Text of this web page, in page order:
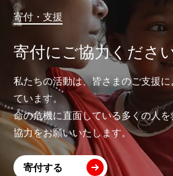
寄付・支援
寄付にご協力くださ
私たちの活動は、皆さまのご支援
ています。
命の危機に直面している多くの人
協力をお願いいたします。
寄付する